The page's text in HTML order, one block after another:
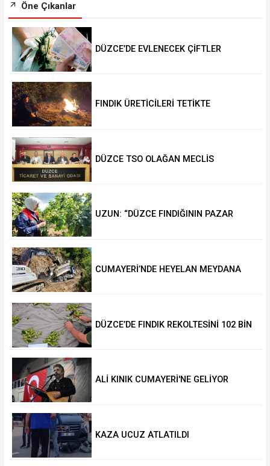
Öne Çıkanlar
DÜZCE’DE EVLENECEK ÇİFTLER
FINDIK ÜRETİCİLERİ TETİKTE
DÜZCE TSO OLAĞAN MECLİS
UZUN: “DÜZCE FINDIĞININ PAZAR
CUMAYERİ’NDE HEYELAN MEYDANA
DÜZCE’DE FINDIK REKOLTESİNİ 102 BİN
ALİ KINIK CUMAYERİ'NE GELİYOR
KAZA UCUZ ATLATILDI